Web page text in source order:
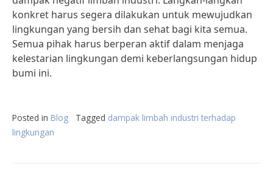
konkret harus segera dilakukan untuk mewujudkan
lingkungan yang bersih dan sehat bagi kita semua.
Semua pihak harus berperan aktif dalam menjaga
kelestarian lingkungan demi keberlangsungan hidup
bumi ini.
Posted in Blog Tagged dampak limbah industri terhadap
lingkungan